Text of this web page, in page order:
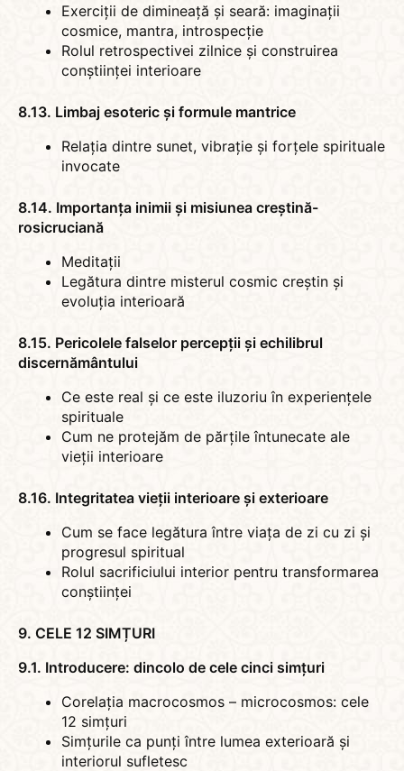
Exerciții de dimineață și seară: imaginații
cosmice, mantra, introspecție
Rolul retrospectivei zilnice și construirea
conștiinței interioare
8.13. Limbaj esoteric și formule mantrice
Relația dintre sunet, vibrație și forțele spirituale
invocate
8.14. Importanța inimii și misiunea creștină-
rosicruciană
Meditații
Legătura dintre misterul cosmic creștin și
evoluția interioară
8.15. Pericolele falselor percepții și echilibrul
discernământului
Ce este real și ce este iluzoriu în experiențele
spirituale
Cum ne protejăm de părțile întunecate ale
vieții interioare
8.16. Integritatea vieții interioare și exterioare
Cum se face legătura între viața de zi cu zi și
progresul spiritual
Rolul sacrificiului interior pentru transformarea
conștiinței
9. CELE 12 SIMȚURI
9.1. Introducere: dincolo de cele cinci simțuri
Corelația macrocosmos – microcosmos: cele
12 simțuri
Simțurile ca punți între lumea exterioară și
interiorul sufletesc